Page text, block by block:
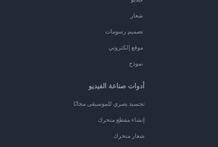
شعار
تصميم رسومات
موقع إلكتروني
نموذج
أدوات صناعة الفيديو
تجسيد بصري للموسيقى مجانًا
إنشاء مقطع متحرك
شعار متحرك